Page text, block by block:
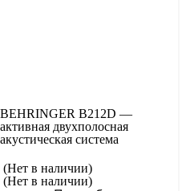
BEHRINGER B212D —
активная двухполосная
акустическая система
(Нет в наличии)
(Нет в наличии)